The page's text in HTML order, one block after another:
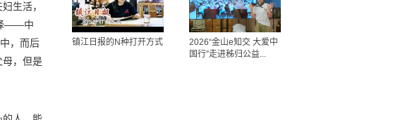
生活，
——中
，而后
母，但是
镇江日报的N种打开方式
2026“金山e知交 大爱中
国行”走进秭归公益...